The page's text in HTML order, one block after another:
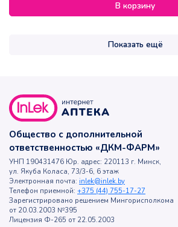
В корзину
Показать ещё
Общество с дополнительной
ответственностью «ДКМ-ФАРМ»
УНП 190431476 Юр. адрес: 220113 г. Минск,
ул. Якуба Коласа, 73/3-6, 6 этаж
Электронная почта: inlek@inlek.by
Телефон приемной: +375 (44) 755-17-27
Зарегистрировано решением Мингорисполкома
от 20.03.2003 №395
Лицензия Ф-265 от 22.05.2003